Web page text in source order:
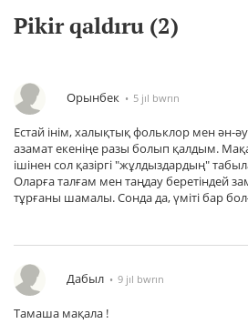
Pikir qaldıru (2)
Орынбек 5 jıl bwrın
Естай інім, халықтық фольклор мен ән-
азамат екеніңе разы болып қалдым.
ішінен сол қазіргі "жұлдыздардың"
Оларға талғам мен таңдау беретіндей
тұрғаны шамалы. Сонда да, үміті бар
Дабыл 9 jıl bwrın
Тамаша мақала !